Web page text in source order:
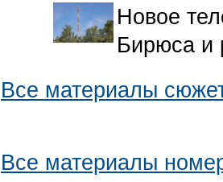
Новое
Бирюса и
Все материалы
Все материалы